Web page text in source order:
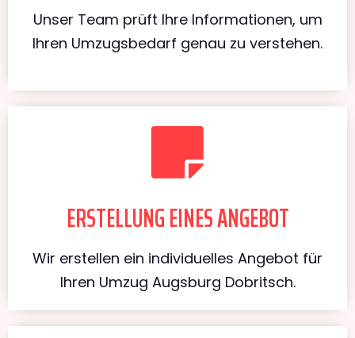
Unser Team prüft Ihre Informationen, um
Ihren Umzugsbedarf genau zu verstehen.
ERSTELLUNG EINES ANGEBOT
Wir erstellen ein individuelles Angebot für
Ihren Umzug Augsburg Dobritsch.